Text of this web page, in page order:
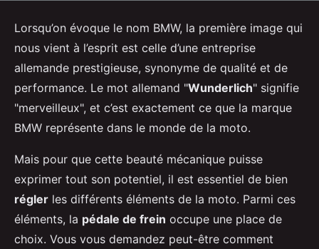
Lorsqu’on évoque le nom BMW, la première image qui
nous vient à l’esprit est celle d’une entreprise
allemande prestigieuse, synonyme de qualité et de
performance. Le mot allemand "Wunderlich" signifie
"merveilleux", et c’est exactement ce que la marque
BMW représente dans le monde de la moto.
Mais pour que cette beauté mécanique puisse
exprimer tout son potentiel, il est essentiel de bien
régler les différents éléments de la moto. Parmi ces
éléments, la pédale de frein occupe une place de
choix. Vous vous demandez peut-être comment